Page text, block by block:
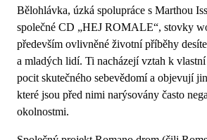
Bělohlávka, úzká spolupráce s Marthou
společné CD „HEJ ROMALE“, stovky
především ovlivněné životní příběhy
a mladých lidí. Ti nacházejí vztah k
pocit skutečného sebevědomí a objevují
které jsou před nimi narýsovány často
okolnostmi.